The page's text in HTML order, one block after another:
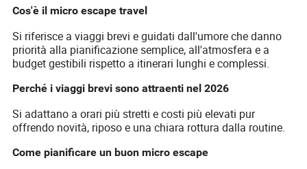
Cos'è il micro escape travel
Si riferisce a viaggi brevi e guidati dall'umore che danno
priorità alla pianificazione semplice, all'atmosfera e a
budget gestibili rispetto a itinerari lunghi e complessi.
Perché i viaggi brevi sono attraenti nel 2026
Si adattano a orari più stretti e costi più elevati pur
offrendo novità, riposo e una chiara rottura dalla routine.
Come pianificare un buon micro escape